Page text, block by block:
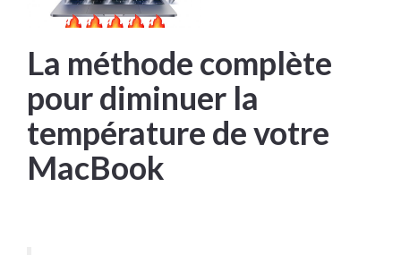
La méthode complète
pour diminuer la
température de votre
MacBook